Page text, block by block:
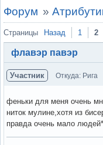
Форум »
Страницы Назад 1 2
флавэр павэр
Участник Откуда: Рига
феньки для меня очень
ниток мулине,хотя из
правда очень мало